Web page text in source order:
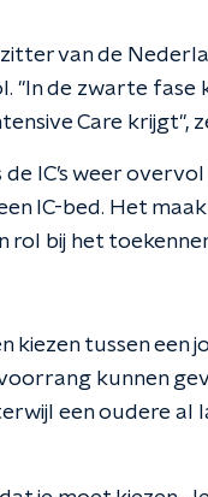
van de
"In de zwarte fase
Care krijgt",
IC’s weer
IC-bed. Het
bij het
tussen een
kunnen
een oudere